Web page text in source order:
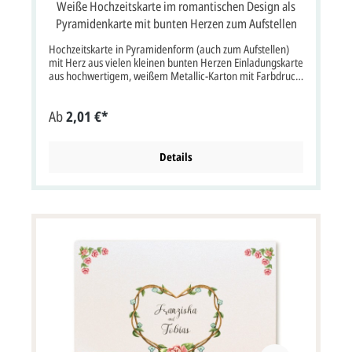
Weiße Hochzeitskarte im romantischen Design als
Pyramidenkarte mit bunten Herzen zum Aufstellen
Hochzeitskarte in Pyramidenform (auch zum Aufstellen)
mit Herz aus vielen kleinen bunten Herzen Einladungskarte
aus hochwertigem, weißem Metallic-Karton mit Farbdruck
x 15,5 x ca. 15 cm lxbxh. Diese Karte muss wegen ihres
Formates mit erhöhtem Postporto frankiert werden.
bei dieser Karte ist grau oder schwarz. Kartenpreis ist inkl.
Ab2,01 €*
Details